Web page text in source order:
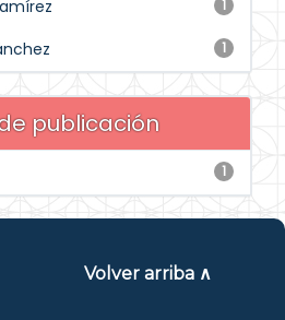
1
1
publicación
1
Volver arriba ∧